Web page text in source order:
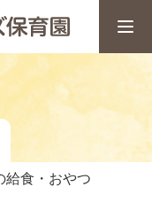
給食・おやつ